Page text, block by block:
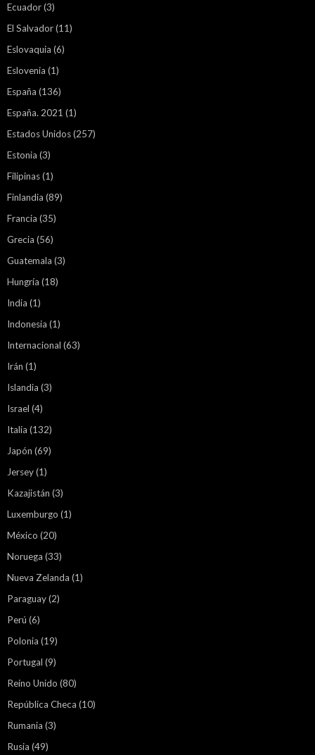
Ecuador(3)
El Salvador(11)
Eslovaquia (6)
Eslovenia (1)
España (136)
España. 2021 (1)
Estados Unidos(257)
Estonia (3)
Filipinas(1)
Finlandia (89)
Francia (35)
Grecia (56)
Guatemala (3)
Hungría (18)
India (1)
Indonesia (1)
Internacional (63)
Irán (1)
Islandia (3)
Israel (4)
Italia (132)
Japón (69)
Jersey(1)
Kazajistán (3)
Luxemburgo (1)
México (20)
Noruega (33)
Nueva Zelanda (1)
Paraguay(2)
Perú (6)
Polonia (19)
Portugal (9)
Reino Unido (80)
República Checa (10)
Rumania (3)
Rusia (49)